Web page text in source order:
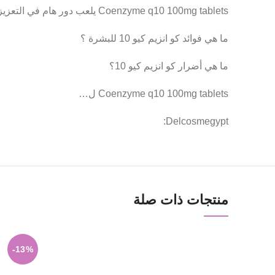
Coenzyme q10 100mg tablets يلعب دور هام في التعزيز من صحة البشرة بشكل عام؛ لأنه يقلل من ظهور علامات الشيخوخة على الجلد، كما أنه يزيد من مرونته وقوته.
ما هي فوائد كو انزيم كيو 10 للبشرة ؟
ما هي أضرار كو انزيم كيو 10؟
Coenzyme q10 100mg tablets ل…
Delcosmegypt:
منتجات ذات صلة
-13%